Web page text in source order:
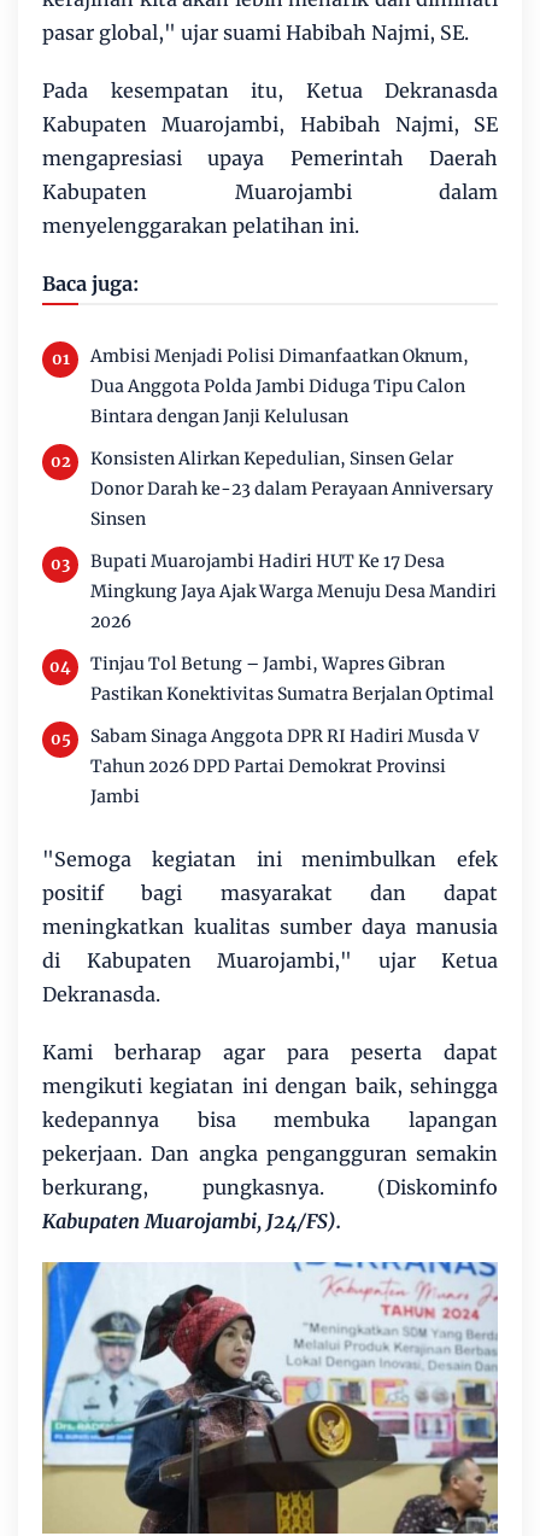
pasar global," ujar suami Habibah Najmi, SE.
Pada kesempatan itu, Ketua Dekranasda
Kabupaten Muarojambi, Habibah Najmi, SE
mengapresiasi upaya Pemerintah Daerah
Kabupaten Muarojambi dalam
menyelenggarakan pelatihan ini.
Baca juga:
Ambisi Menjadi Polisi Dimanfaatkan Oknum,
Dua Anggota Polda Jambi Diduga Tipu Calon
Bintara dengan Janji Kelulusan
Konsisten Alirkan Kepedulian, Sinsen Gelar
Donor Darah ke-23 dalam Perayaan Anniversary
Sinsen
Bupati Muarojambi Hadiri HUT Ke 17 Desa
Mingkung Jaya Ajak Warga Menuju Desa Mandiri
2026
Tinjau Tol Betung – Jambi, Wapres Gibran
Pastikan Konektivitas Sumatra Berjalan Optimal
Sabam Sinaga Anggota DPR RI Hadiri Musda V
Tahun 2026 DPD Partai Demokrat Provinsi
Jambi
"Semoga kegiatan ini menimbulkan efek
positif bagi masyarakat dan dapat
meningkatkan kualitas sumber daya manusia
di Kabupaten Muarojambi," ujar Ketua
Dekranasda.
Kami berharap agar para peserta dapat
mengikuti kegiatan ini dengan baik, sehingga
kedepannya bisa membuka lapangan
pekerjaan. Dan angka pengangguran semakin
berkurang, pungkasnya. (Diskominfo
Kabupaten Muarojambi, J24/FS).